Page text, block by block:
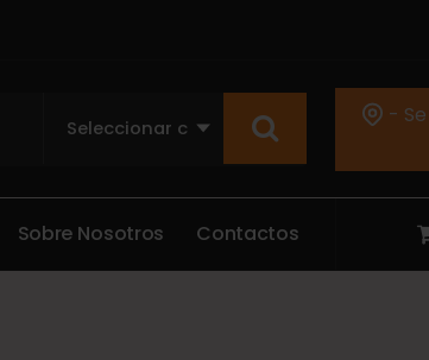
-
Sobre Nosotros Contactos